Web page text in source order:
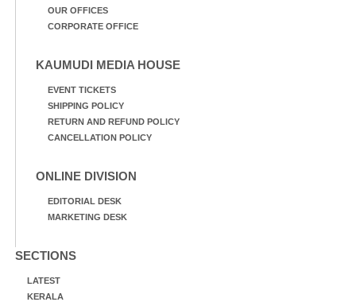
OUR OFFICES
CORPORATE OFFICE
KAUMUDI MEDIA HOUSE
EVENT TICKETS
SHIPPING POLICY
RETURN AND REFUND POLICY
CANCELLATION POLICY
ONLINE DIVISION
EDITORIAL DESK
MARKETING DESK
SECTIONS
LATEST
KERALA